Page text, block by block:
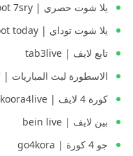
يلا شوت حصري | Yalla Shoot 7sry
يلا شوت توداي | Yalla Shoot today
تابع لايف | tab3live
الاسطورة لبث المباريات | livehd7
كورة 4 لايف | koora4live
بين لايف | bein live
جو 4 كورة | go4kora